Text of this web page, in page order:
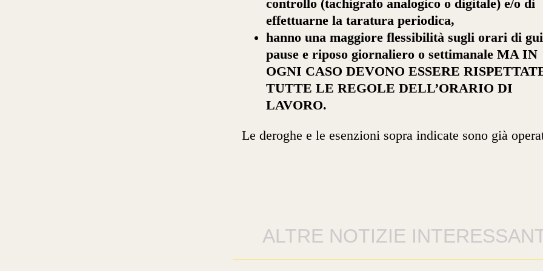
controllo (tachigrafo analogico o digitale) e/o di
effettuarne la taratura periodica,
hanno una maggiore flessibilità sugli orari di
pause e riposo giornaliero o settimanale MA IN
OGNI CASO DEVONO ESSERE
TUTTE LE REGOLE DELL’ORARIO DI
LAVORO.
Le deroghe e le esenzioni sopra indicate sono già
ALTRE NOTIZIE